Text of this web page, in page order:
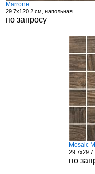
Marrone
29.7x120.2 см, напольная
по запросу
Mosaic
по